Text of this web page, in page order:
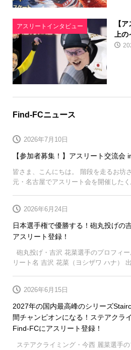
アスリートインタビュー
【
上
Find-FCニュース
【参加者募集！】アスリート交流会
2026年7月10日
皆さま、こんにちは。 階段を走るお坊
元・名古屋でアスリート会を開催した
日本選手権で優勝する！砲丸投げの
アスリート登録！
2026年6月24日
砲丸投げ・吉沢 花菜選手のプロフィ
リート名 吉沢 花菜（ヨシザワ ハナ）
2027年の国内最高峰のシリーズ
間チャンピオンになる！ステアクラ
Find-FCにアスリート登録！
2026年6月15日
ステアクライミング・今西 麗菜選手